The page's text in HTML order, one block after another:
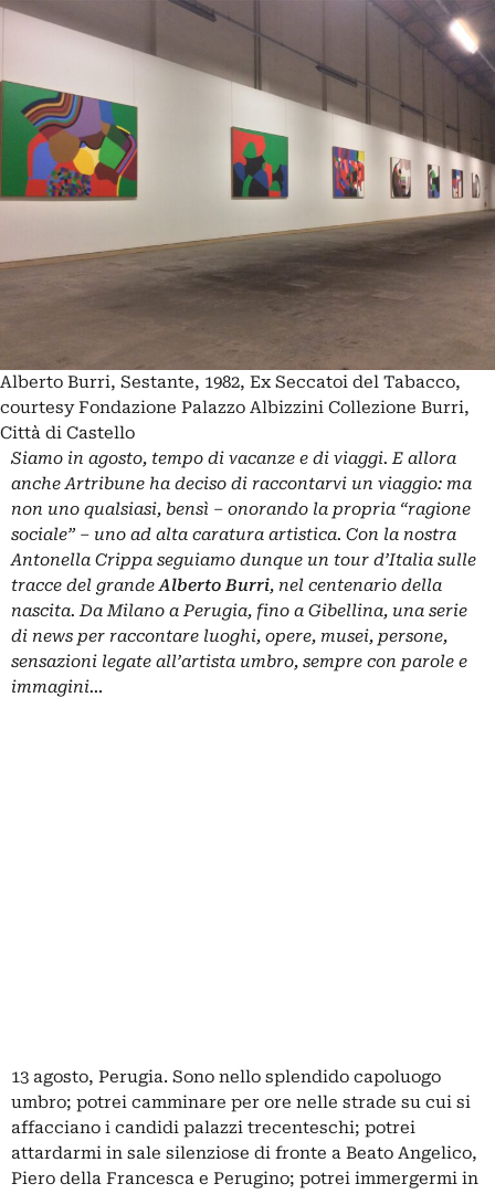
Alberto Burri, Sestante, 1982, Ex Seccatoi del Tabacco,
courtesy Fondazione Palazzo Albizzini Collezione Burri,
Città di Castello
Siamo in agosto, tempo di vacanze e di viaggi. E allora
anche Artribune ha deciso di raccontarvi un viaggio: ma
non uno qualsiasi, bensì – onorando la propria “ragione
sociale” – uno ad alta caratura artistica. Con la nostra
Antonella Crippa seguiamo dunque un tour d’Italia sulle
tracce del grandeAlberto Burri, nel centenario della
nascita. Da Milano a Perugia, fino a Gibellina, una serie
di news per raccontare luoghi, opere, musei, persone,
sensazioni legate all’artista umbro, sempre con parole e
immagini…
13 agosto, Perugia. Sono nello splendido capoluogo
umbro; potrei camminare per ore nelle strade su cui si
affacciano i candidi palazzi trecenteschi; potrei
attardarmi in sale silenziose di fronte a Beato Angelico,
Piero della Francesca e Perugino; potrei immergermi in